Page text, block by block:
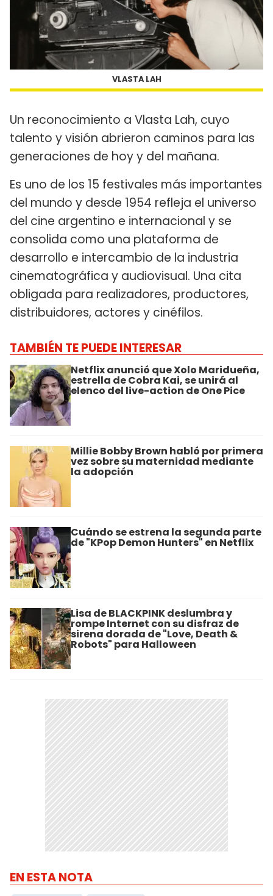
VLASTA LAH
Un reconocimiento a Vlasta Lah, cuyo
talento y visión abrieron caminos para las
generaciones de hoy y del mañana.
Es uno de los 15 festivales más importantes
del mundo y desde 1954 refleja el universo
del cine argentino e internacional y se
consolida como una plataforma de
desarrollo e intercambio de la industria
cinematográfica y audiovisual. Una cita
obligada para realizadores, productores,
distribuidores, actores y cinéfilos.
TAMBIÉN TE PUEDE INTERESAR
Netflix anunció que Xolo Maridueña,
estrella de Cobra Kai, se unirá al
elenco del live-action de One Pice
Millie Bobby Brown habló por primera
vez sobre su maternidad mediante
la adopción
Cuándo se estrena la segunda parte
de "KPop Demon Hunters" en Netflix
Lisa de BLACKPINK deslumbra y
rompe Internet con su disfraz de
sirena dorada de "Love, Death &
Robots" para Halloween
EN ESTA NOTA